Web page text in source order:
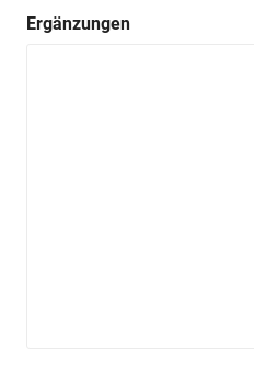
Ergänzungen